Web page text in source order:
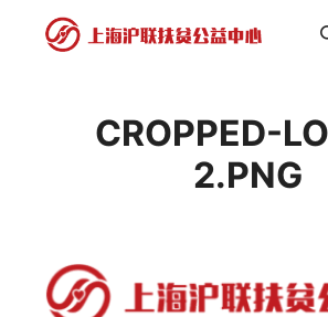
CROPPED-
2.PNG